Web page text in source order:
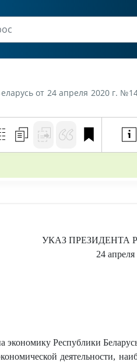
от 24 апреля 2020 г.
УКАЗ ПРЕЗИДЕНТА
24 апреля
Республики
деятельности,